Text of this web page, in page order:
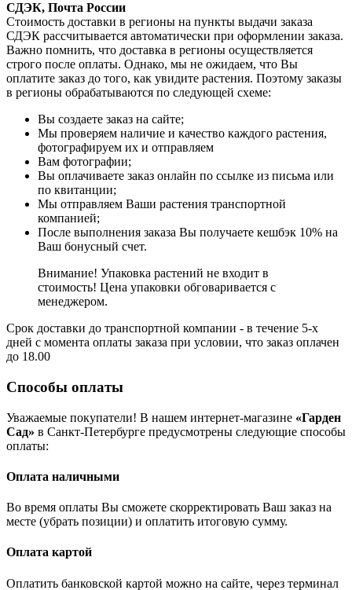
СДЭК, Почта России
Стоимость доставки в регионы на пункты выдачи заказа
СДЭК рассчитывается автоматически при оформлении заказа.
Важно помнить, что доставка в регионы осуществляется
строго после оплаты. Однако, мы не ожидаем, что Вы
оплатите заказ до того, как увидите растения. Поэтому заказы
в регионы обрабатываются по следующей схеме:
Вы создаете заказ на сайте;
Мы проверяем наличие и качество каждого растения,
фотографируем их и отправляем
Вам фотографии;
Вы оплачиваете заказ онлайн по ссылке из письма или
по квитанции;
Мы отправляем Ваши растения транспортной
компанией;
После выполнения заказа Вы получаете кешбэк 10% на
Ваш бонусный счет.
Внимание! Упаковка растений не входит в
стоимость! Цена упаковки обговаривается с
менеджером.
Срок доставки до транспортной компании - в течение 5-х
дней с момента оплаты заказа при условии, что заказ оплачен
до 18.00
Способы оплаты
Уважаемые покупатели! В нашем интернет-магазине «Гарден
Сад» в Санкт-Петербурге предусмотрены следующие способы
оплаты:
Оплата наличными
Во время оплаты Вы сможете скорректировать Ваш заказ на
месте (убрать позиции) и оплатить итоговую сумму.
Оплата картой
Оплатить банковской картой можно на сайте, через терминал